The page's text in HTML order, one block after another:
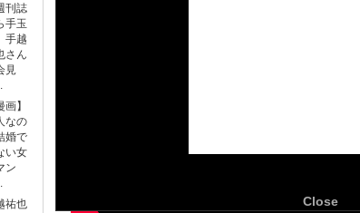
刊誌
手玉
手越
さん
見
画】
なの
婚で
い女
ン
祐也
Close